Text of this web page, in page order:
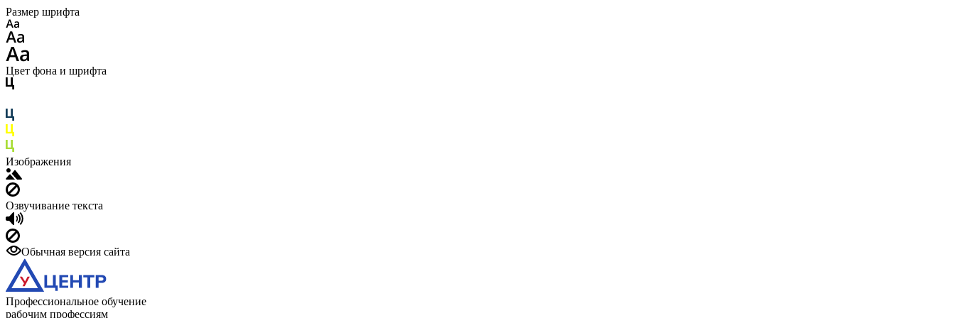
Размер шрифта
Цвет фона и шрифта
Изображения
Озвучивание текста
Обычная версия сайта
Профессиональное обучение
рабочим профессиям